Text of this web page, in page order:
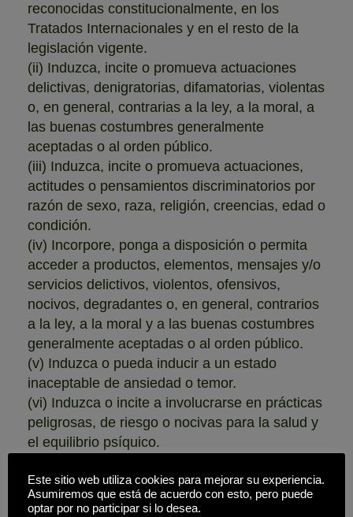
reconocidas constitucionalmente, en los
Tratados Internacionales y en el resto de la
legislación vigente.
(ii) Induzca, incite o promueva actuaciones
delictivas, denigratorias, difamatorias, violentas
o, en general, contrarias a la ley, a la moral, a
las buenas costumbres generalmente
aceptadas o al orden público.
(iii) Induzca, incite o promueva actuaciones,
actitudes o pensamientos discriminatorios por
razón de sexo, raza, religión, creencias, edad o
condición.
(iv) Incorpore, ponga a disposición o permita
acceder a productos, elementos, mensajes y/o
servicios delictivos, violentos, ofensivos,
nocivos, degradantes o, en general, contrarios
a la ley, a la moral y a las buenas costumbres
generalmente aceptadas o al orden público.
(v) Induzca o pueda inducir a un estado
inaceptable de ansiedad o temor.
(vi) Induzca o incite a involucrarse en prácticas
peligrosas, de riesgo o nocivas para la salud y
el equilibrio psíquico.
en materia de protección intelectual o industrial
perteneciente a BIO-SABOR, S.A.T. o a
Este sitio web utiliza cookies para mejorar su experiencia.
Asumiremos que está de acuerdo con esto, pero puede
optar por no participar si lo desea.